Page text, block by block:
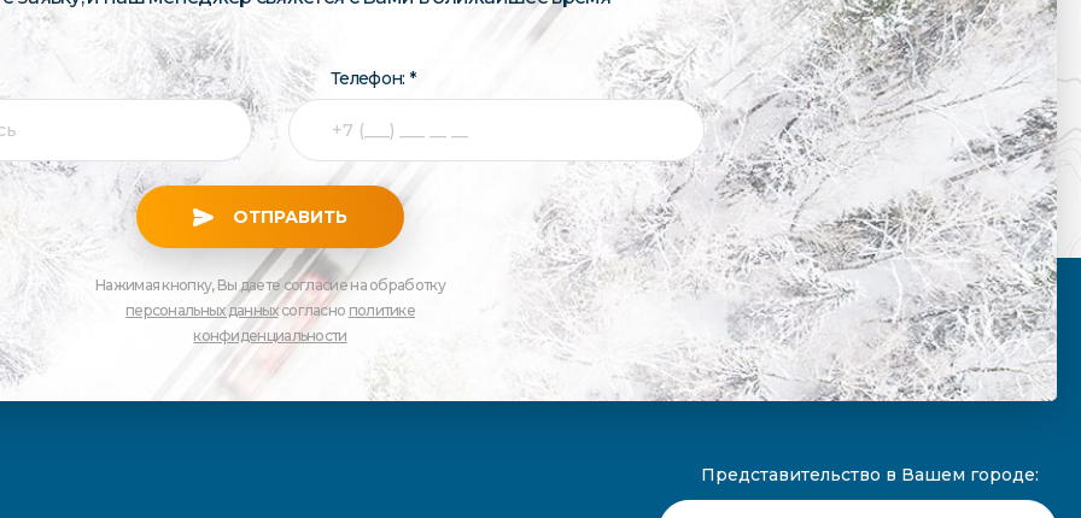
Телефон: *
ОТПРАВИТЬ
Нажимая кнопку, Вы даете согласие на обработку
персональных данныхсогласно политике
конфиденциальности
Представительство в Вашем городе: